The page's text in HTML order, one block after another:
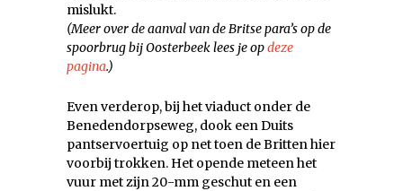
mislukt.
(Meer over de aanval van de Britse para’s op de
spoorbrug bij Oosterbeek lees je opdeze
pagina.)
Even verderop, bij het viaduct onder de
Benedendorpseweg, dook een Duits
pantservoertuig op net toen de Britten hier
voorbij trokken. Het opende meteen het
vuur met zijn 20-mm geschut en een